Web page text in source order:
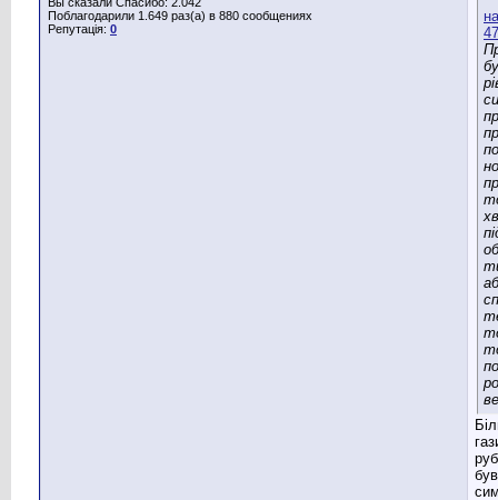
Поблагодарили 1.649 раз(а) в 880 сообщениях
Репутація: 0